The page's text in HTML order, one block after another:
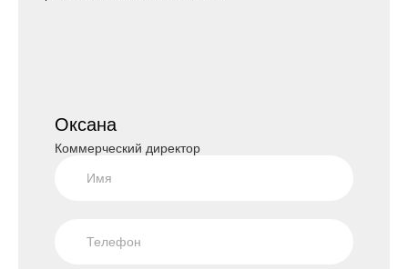
Оксана
Коммерческий директор